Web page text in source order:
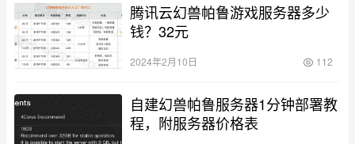
腾讯云幻兽帕鲁游戏服务器多少
钱？32元
2024年2月10日 112
自建幻兽帕鲁服务器1分钟部署教
程，附服务器价格表